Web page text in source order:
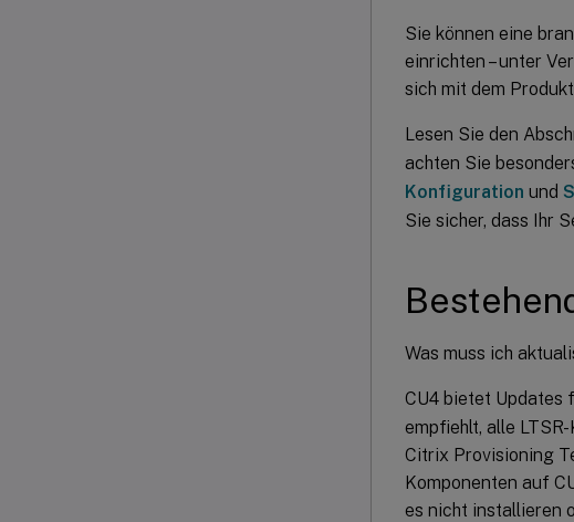
Sie können eine
einrichten – unter
sich mit dem
Lesen Sie den
achten Sie
Konfiguration und
Sie sicher, dass Ihr
Was muss ich
CU4 bietet Updates
empfiehlt, alle
Citrix Provisioning
Komponenten auf
es nicht installieren